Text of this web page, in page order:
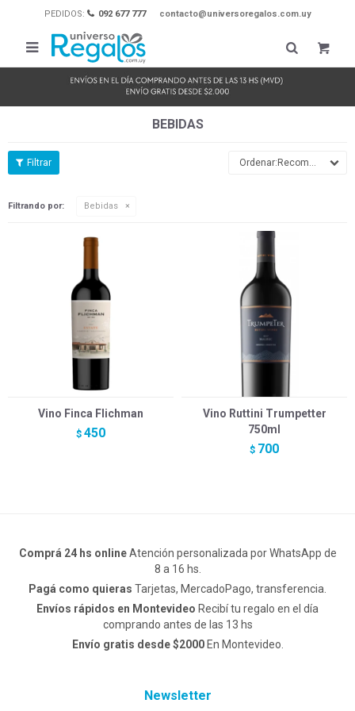
PEDIDOS: 092 677 777 contacto@universoregalos.com.uy

BEBIDAS
Recomendados
Filtrando por: Bebidas
Vino Finca Flichman
$ 450
Vino Ruttini Trumpetter
750ml
$ 700
Comprá 24 hs onlineAtención personalizada por WhatsApp de
8 a 16 hs.
Pagá como quieras Tarjetas, MercadoPago, transferencia.
Envíos rápidos en Montevideo Recibí tu regalo en el día
comprando antes de las 13 hs
Envío gratis desde $2000En Montevideo.
Newsletter